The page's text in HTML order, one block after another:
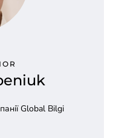
Global Bilgi